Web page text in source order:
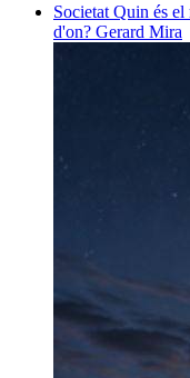
Societat Quin és el
d'on? Gerard Mira